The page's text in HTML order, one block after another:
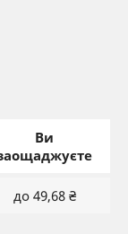
Ви
до 49,68 ₴